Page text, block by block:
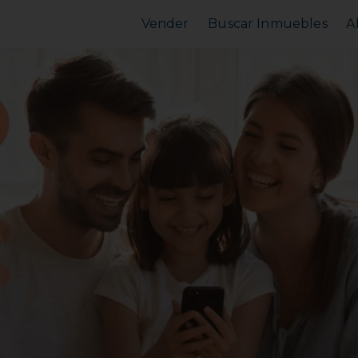
Vender
Valorar Inmueble
MarketPlace
Buscar Inmuebles
Alquilar Piso
MarketPlace